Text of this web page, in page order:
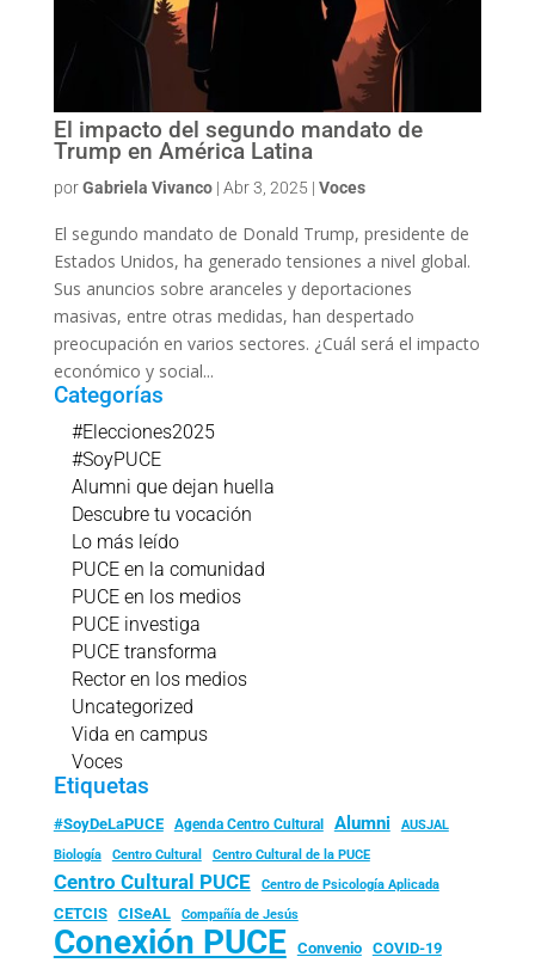
El impacto del segundo mandato de
Trump en América Latina
porGabriela Vivanco| Abr 3, 2025 | Voces
El segundo mandato de Donald Trump, presidente de
Estados Unidos, ha generado tensiones a nivel global.
Sus anuncios sobre aranceles y deportaciones
masivas, entre otras medidas, han despertado
preocupación en varios sectores. ¿Cuál será el impacto
económico y social...
Categorías
#Elecciones2025
#SoyPUCE
Alumni que dejan huella
Descubre tu vocación
Lo más leído
PUCE en la comunidad
PUCE en los medios
PUCE investiga
PUCE transforma
Rector en los medios
Uncategorized
Vida en campus
Voces
Etiquetas
#SoyDeLaPUCE Agenda Centro Cultural Alumni
AUSJAL
Biología
Centro Cultural Centro Cultural de la PUCE
Centro Cultural PUCE Centro de Psicología Aplicada
CETCIS CISeAL Compañía de Jesús
Conexión PUCE Convenio
COVID-19